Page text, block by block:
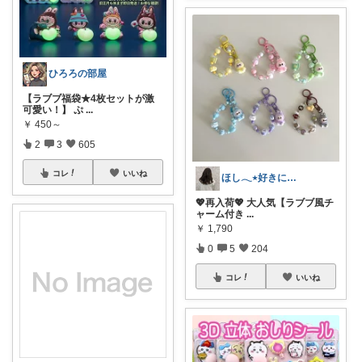
ひろろの部屋
【ラブブ福袋★4枚セットが激
可愛い！】 ぷ ...
￥ 450～
2 3 605
コレ いいね ほし𓂃٭好きに囲まれた生活
💖再入荷💖 大人気【ラブブ風チ
ャーム付き ...
￥ 1,790
0 5 204
コレ いいね